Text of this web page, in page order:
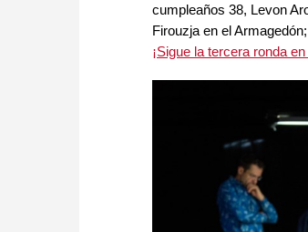
cumpleaños 38, Levon
Firouzja en el
¡Sigue la tercera ronda